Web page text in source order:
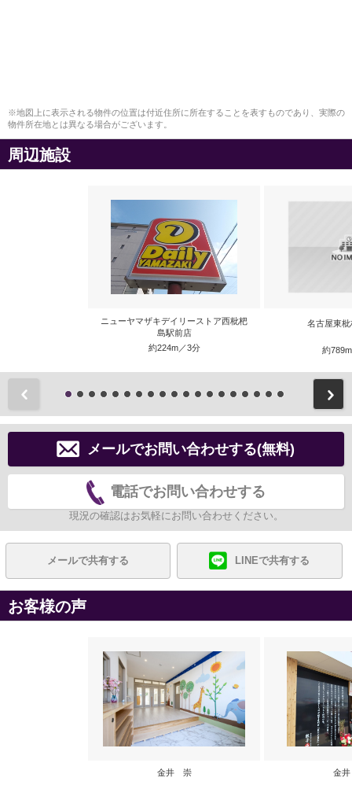
※地図上に表示される物件の位置は付近住所に所在することを表すものであり、実際の
物件所在地とは異なる場合がございます。
周辺施設
ニューヤマザキデイリーストア西枇杷
島駅前店
約224m／3分
名古屋東
約
メールでお問い合わせする(無料)
電話でお問い合わせする
現況の確認はお気軽にお問い合わせください。
メールで共有する LINEで共有する
お客様の声
金井 崇 金